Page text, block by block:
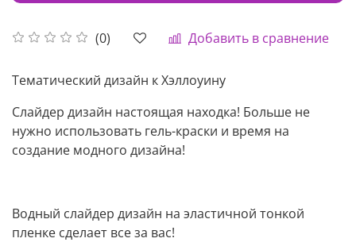
(0) Добавить в сравнение
Тематический дизайн к Хэллоуину
Слайдер дизайн настоящая находка! Больше не
нужно использовать гель-краски и время на
создание модного дизайна!
Водный слайдер дизайн на эластичной тонкой
пленке сделает все за вас!